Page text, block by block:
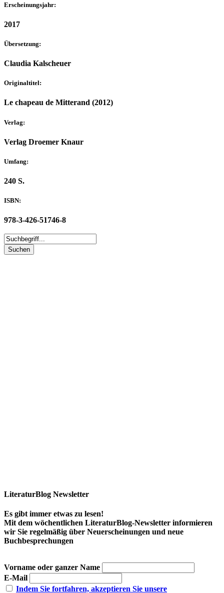
Erscheinungsjahr:
2017
Übersetzung:
Claudia Kalscheuer
Originaltitel:
Le chapeau de Mitterand (2012)
Verlag:
Verlag Droemer Knaur
Umfang:
240 S.
ISBN:
978-3-426-51746-8
LiteraturBlog Newsletter
Es gibt immer etwas zu lesen!
Mit dem wöchentlichen LiteraturBlog-Newsletter informieren
wir Sie regelmäßig über Neuerscheinungen und neue
Buchbesprechungen
Vorname oder ganzer Name
E-Mail
Indem Sie fortfahren, akzeptieren Sie unsere